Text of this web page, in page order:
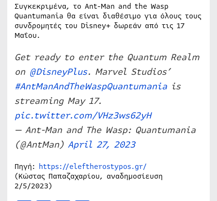
Συγκεκριμένα, το Ant-Man and the Wasp
Quantumania θα είναι διαθέσιμο για όλους τους
συνδρομητές του Disney+ δωρεάν από τις 17
Μαΐου.
Get ready to enter the Quantum Realm
on @DisneyPlus. Marvel Studios’
#AntManAndTheWaspQuantumania is
streaming May 17.
pic.twitter.com/VHz3ws62yH
— Ant-Man and The Wasp: Quantumania
(@AntMan) April 27, 2023
Πηγή: https://eleftherostypos.gr/
(Κώστας Παπαζαχαρίου, αναδημοσίευση
2/5/2023)